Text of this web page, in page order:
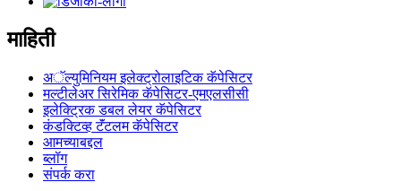
माहिती
अॅल्युमिनियम इलेक्ट्रोलाइटिक कॅपेसिटर
मल्टीलेअर सिरेमिक कॅपेसिटर-एमएलसीसी
इलेक्ट्रिक डबल लेयर कॅपेसिटर
कंडक्टिव्ह टॅंटलम कॅपेसिटर
आमच्याबद्दल
ब्लॉग
संपर्क करा